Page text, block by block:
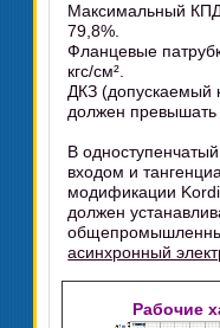
Максимальный КПД
79,8%.
Фланцевые
кгс/см².
ДКЗ (допускаемый
должен превышать
В
входом и
модификации
должен
асинхронный
Рабочие